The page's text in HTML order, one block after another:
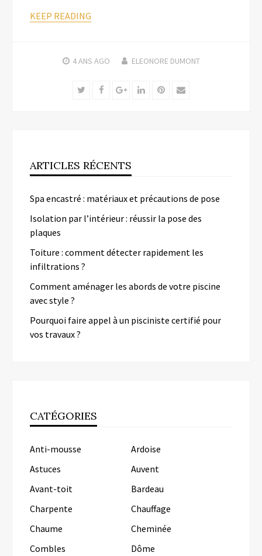
KEEP READING
4 ANS AGO ELEONORE DUMONT
TwitterFacebookGoogle+LinkedInPinterest
Email
ARTICLES RÉCENTS
Spa encastré : matériaux et précautions de pose
Isolation par l’intérieur : réussir la pose des
plaques
Toiture : comment détecter rapidement les
infiltrations ?
Comment aménager les abords de votre piscine
avec style ?
Pourquoi faire appel à un pisciniste certifié pour
vos travaux ?
CATÉGORIES
Anti-mousse
Ardoise
Astuces
Auvent
Avant-toit
Bardeau
Charpente
Chauffage
Chaume
Cheminée
Combles
Dôme